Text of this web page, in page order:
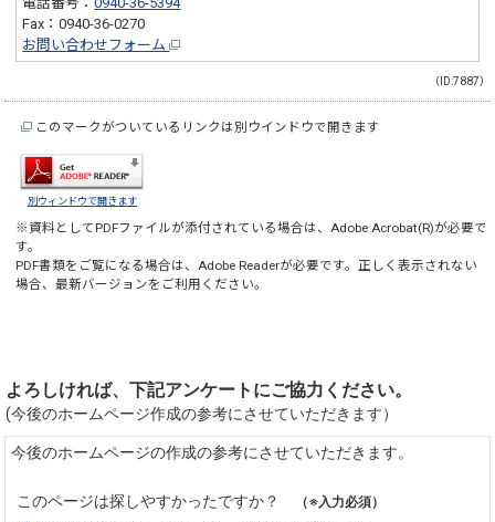
Fax：0940-36-0270
お問い合わせフォーム
（ID:7887）
このマークがついているリンクは別ウインドウで開きます
別ウィンドウで開きます
※資料としてPDFファイルが添付されている場合は、 Adobe Acrobat(R)が必要で
す。
PDF書類をご覧になる場合は、 Adobe Readerが必要です。正しく表示されない
場合、最新バージョンをご利用ください。